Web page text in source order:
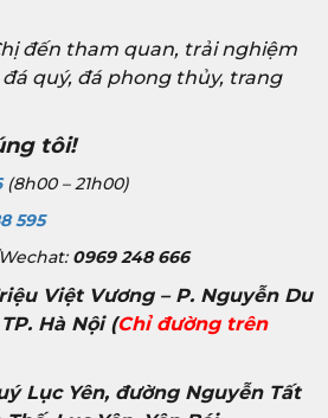
đến tham quan, trải nghiệm
quý, đá phong thủy, trang
tôi!
(8h00 – 21h00)
595
0969 248 666
Việt Vương – P. Nguyễn Du
Hà Nội(Chỉ đường trên
Lục Yên, đường Nguyễn Tất